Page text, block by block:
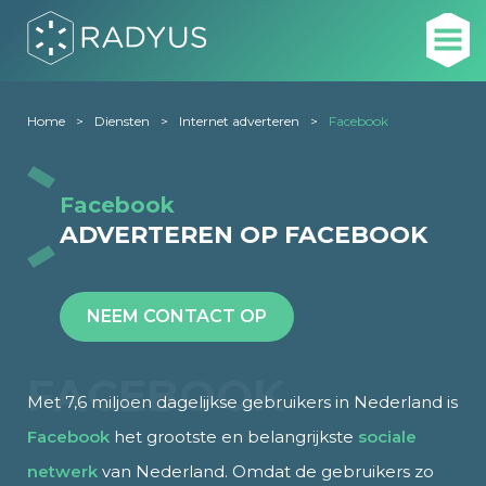
Home Diensten Internet adverteren Facebook
Facebook
ADVERTEREN OP FACEBOOK
NEEM CONTACT OP
FACEBOOK
Met 7,6 miljoen dagelijkse gebruikers in Nederland is
Facebook het grootste en belangrijkste sociale
netwerk van Nederland. Omdat de gebruikers zo